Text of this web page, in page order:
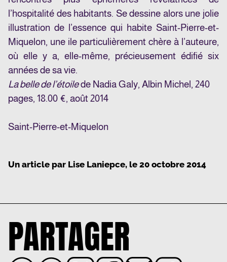
l’hospitalité des habitants. Se dessine alors une jolie
illustration de l’essence qui habite Saint-Pierre-et-
Miquelon, une ile particulièrement chère à l’auteure,
où elle y a, elle-même, précieusement édifié six
années de sa vie.
La belle de l’étoilede Nadia Galy, Albin Michel, 240
pages, 18.00 €, août 2014
Saint-Pierre-et-Miquelon
Un article par Lise Laniepce, le 20 octobre 2014
PARTAGER